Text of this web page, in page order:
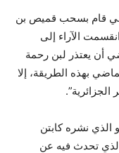
قام بسحب قميص بن
الآراء إلى
أن يعتذر لبن رحمة
بهذه الطريقة، إلا
الذي نشره كابتن
تحدث فيه عن